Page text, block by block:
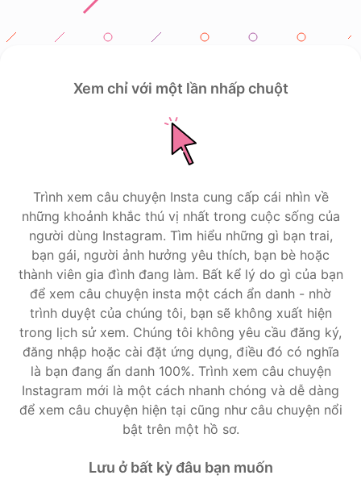
Xem chỉ với một lần nhấp chuột
Trình xem câu chuyện Insta cung cấp cái nhìn về
những khoảnh khắc thú vị nhất trong cuộc sống của
người dùng Instagram. Tìm hiểu những gì bạn trai,
bạn gái, người ảnh hưởng yêu thích, bạn bè hoặc
thành viên gia đình đang làm. Bất kể lý do gì của bạn
để xem câu chuyện insta một cách ẩn danh - nhờ
trình duyệt của chúng tôi, bạn sẽ không xuất hiện
trong lịch sử xem. Chúng tôi không yêu cầu đăng ký,
đăng nhập hoặc cài đặt ứng dụng, điều đó có nghĩa
là bạn đang ẩn danh 100%. Trình xem câu chuyện
Instagram mới là một cách nhanh chóng và dễ dàng
để xem câu chuyện hiện tại cũng như câu chuyện nổi
bật trên một hồ sơ.
Lưu ở bất kỳ đâu bạn muốn